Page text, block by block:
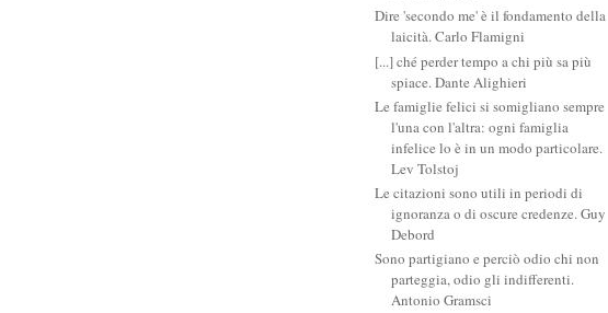
Dire 'secondo me' è il fondamento della
laicità. Carlo Flamigni
[...] ché perder tempo a chi più sa più
spiace. Dante Alighieri
Le famiglie felici si somigliano sempre
l'una con l'altra: ogni famiglia
infelice lo è in un modo particolare.
Lev Tolstoj
Le citazioni sono utili in periodi di
ignoranza o di oscure credenze. Guy
Debord
Sono partigiano e perciò odio chi non
parteggia, odio gli indifferenti.
Antonio Gramsci